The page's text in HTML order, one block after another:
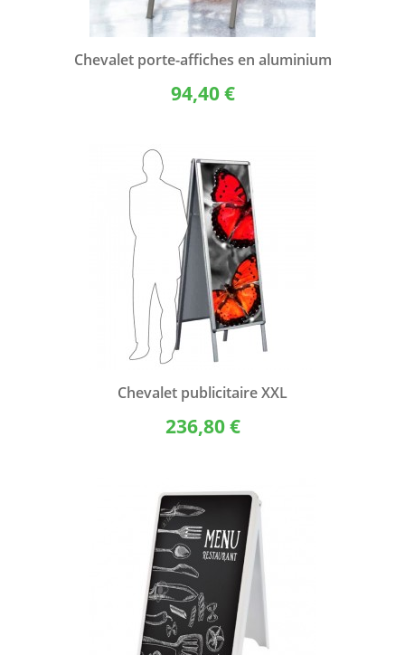
Chevalet porte-affiches en aluminium
94,40 €
Chevalet publicitaire XXL
236,80 €